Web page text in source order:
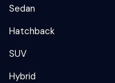
Sedan
Hatchback
SUV
Hybrid